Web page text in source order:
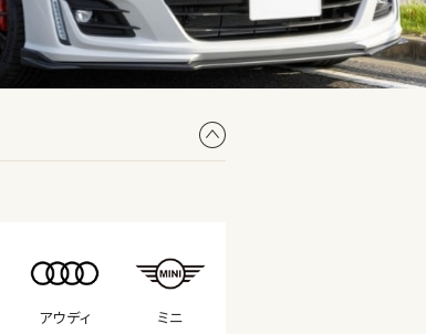
アウディ ミニ